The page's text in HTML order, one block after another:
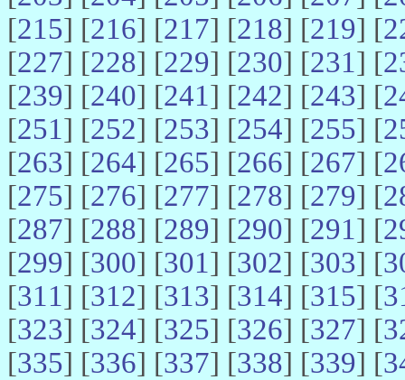
[215] [216] [217] [218] [219] [
[227] [228] [229] [230] [231] [
[239] [240] [241] [242] [243] [
[251] [252] [253] [254] [255] [
[263] [264] [265] [266] [267] [
[275] [276] [277] [278] [279] [
[287] [288] [289] [290] [291] [
[299] [300] [301] [302] [303] [
[311] [312] [313] [314] [315] [
[323] [324] [325] [326] [327] [
[335] [336] [337] [338] [339] [